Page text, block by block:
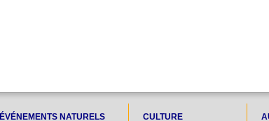
ÉVÉNEMENTS NATURELS CULTURE